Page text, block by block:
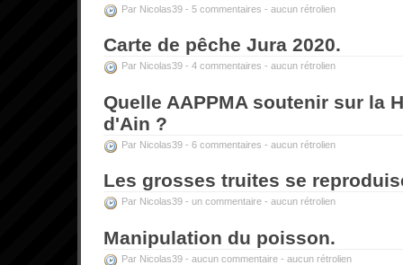
Par Nicolas39 - 5 commentaires - aucun rétrolien
Carte de pêche Jura 2020.
Par Nicolas39 - 4 commentaires - aucun rétrolien
Quelle AAPPMA soutenir sur la
d'Ain ?
Par Nicolas39 - 6 commentaires - aucun rétrolien
Les grosses truites se
Par Nicolas39 - un commentaire - aucun rétrolien
Manipulation du poisson.
Par Nicolas39 - aucun commentaire - aucun rétrolien